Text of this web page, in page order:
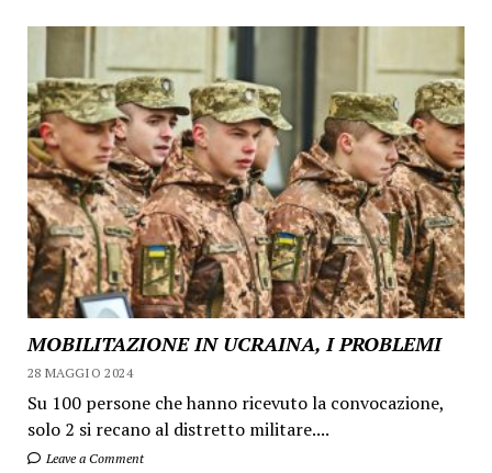
MOBILITAZIONE IN UCRAINA, I PROBLEMI
28 MAGGIO 2024
Su 100 persone che hanno ricevuto la convocazione,
solo 2 si recano al distretto militare....
Leave a Comment